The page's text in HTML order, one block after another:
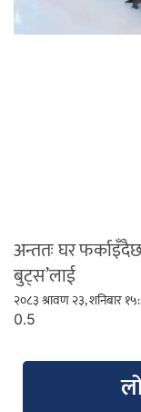
अन्ततः घर
बुट्स’लाई
२०८३ श्रावण २३, शनिबार